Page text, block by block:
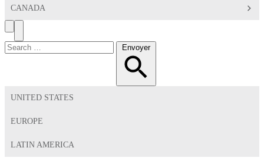
CANADA
Search
Toggle
Menu
Chercher: Envoyer
UNITED STATES
EUROPE
LATIN AMERICA